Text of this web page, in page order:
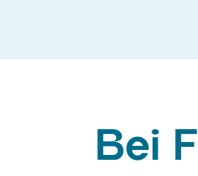
Bei